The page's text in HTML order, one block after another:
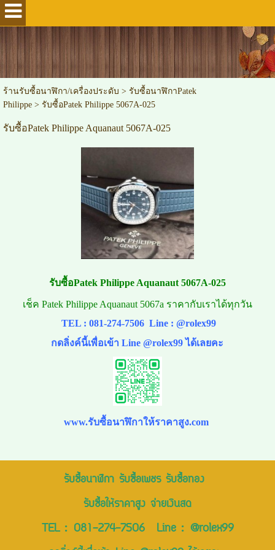
ร้านรับซื้อนาฬิกา/เครื่องประดับ > รับซื้อนาฬิกาPatek
Philippe> รับซื้อPatek Philippe 5067A-025
รับซื้อPatek Philippe Aquanaut 5067A-025
รับซื้อPatek Philippe Aquanaut 5067A-025
เช็ค Patek Philippe Aquanaut 5067a ราคากับเราได้ทุกวัน
TEL : 081-274-7506Line : @rolex99
กดลิ่งค์นี้เพื่อเข้า Line @rolex99 ได้เลยคะ
www.รับซื้อนาฬิกาให้ราคาสูง.com
รับซื้อนาฬิกา รับซื้อเพชร รับซื้อทอง
รับซื้อให้ราคาสูง จ่ายเงินสด
TEL : 081-274-7506Line : @rolex99